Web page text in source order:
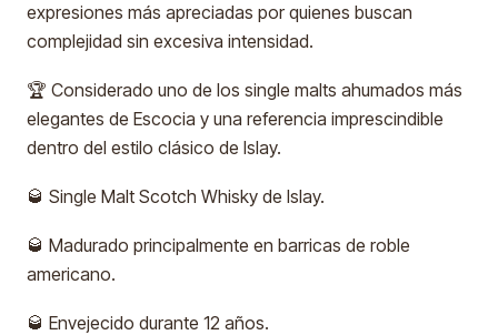
expresiones más apreciadas por quienes buscan
complejidad sin excesiva intensidad.
🏆 Considerado uno de los single malts ahumados más
elegantes de Escocia y una referencia imprescindible
dentro del estilo clásico de Islay.
🥃 Single Malt Scotch Whisky de Islay.
🥃 Madurado principalmente en barricas de roble
americano.
🥃 Envejecido durante 12 años.